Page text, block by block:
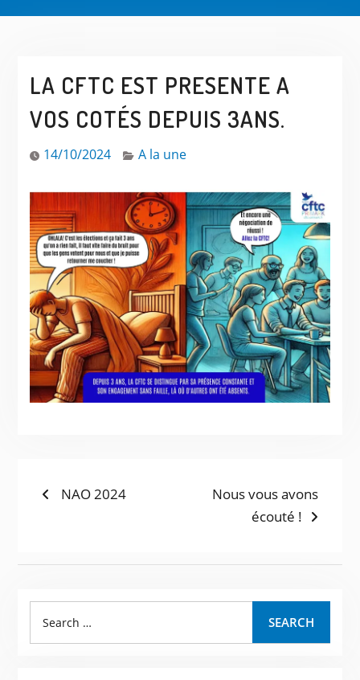
LA CFTC EST PRESENTE A
VOS COTÉS DEPUIS 3ANS.
14/10/2024 A la une
NAO 2024
Nous vous avons
écouté !
SEARCH